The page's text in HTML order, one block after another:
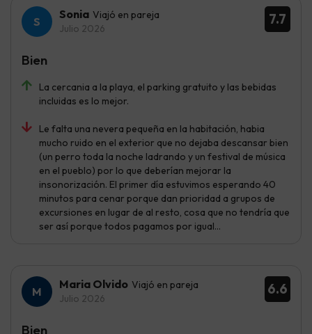
7.7
Sonia Viajó en pareja
Julio 2026
La cercania a la playa, el parking gratuito y las bebidas
incluidas es lo mejor.
Le falta una nevera pequeña en la habitación, habia
mucho ruido en el exterior que no dejaba descansar bien
(un perro toda la noche ladrando y un festival de música
en el pueblo) por lo que deberían mejorar la
insonorización. El primer día estuvimos esperando 40
minutos para cenar porque dan prioridad a grupos de
excursiones en lugar de al resto, cosa que no tendría que
ser así porque todos pagamos por igual...
Bien
6.6
Maria Olvido Viajó en pareja
Julio 2026
Bien